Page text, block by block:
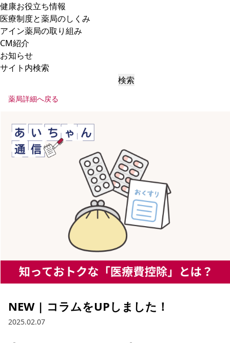
健康お役立ち情報
医療制度と薬局のしくみ
アイン薬局の取り組み
CM紹介
お知らせ
サイト内検索
検索
薬局詳細へ戻る
NEW | コラムをUPしました！
2025.02.07